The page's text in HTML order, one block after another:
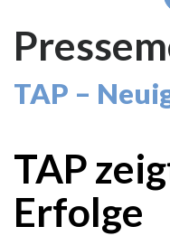
TAP –
TAP
Erfolge